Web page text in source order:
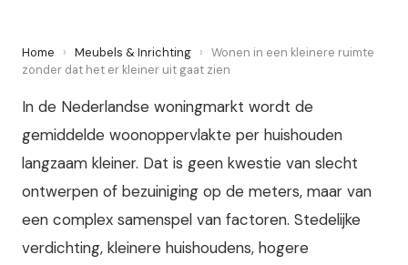
Home › Meubels & Inrichting › Wonen in een kleinere ruimte
zonder dat het er kleiner uit gaat zien
In de Nederlandse woningmarkt wordt de
gemiddelde woonoppervlakte per huishouden
langzaam kleiner. Dat is geen kwestie van slecht
ontwerpen of bezuiniging op de meters, maar van
een complex samenspel van factoren. Stedelijke
verdichting, kleinere huishoudens, hogere